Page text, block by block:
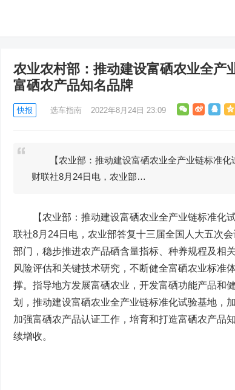
农业农村部：推动建设富硒农业全产
富硒农产品知名品牌
快报 选车指南 2022年8月24日 23:09
【农业部：推动建设富硒农业全产业链标准化
财联社8月24日电，农业部…
【农业部：推动建设富硒农业全产业链标准化试
联社8月24日电，农业部答复十三届全国人大五次
部门，稳步推进农产品硒含量指标、种养规程及相
风险评估和关键技术研究，不断健全富硒农业标准
撑。指导地方发展富硒农业，开发富硒功能产品和
划，推动建设富硒农业全产业链标准化试验基地，
加强富硒农产品认证工作，培育和打造富硒农产品
续增收。